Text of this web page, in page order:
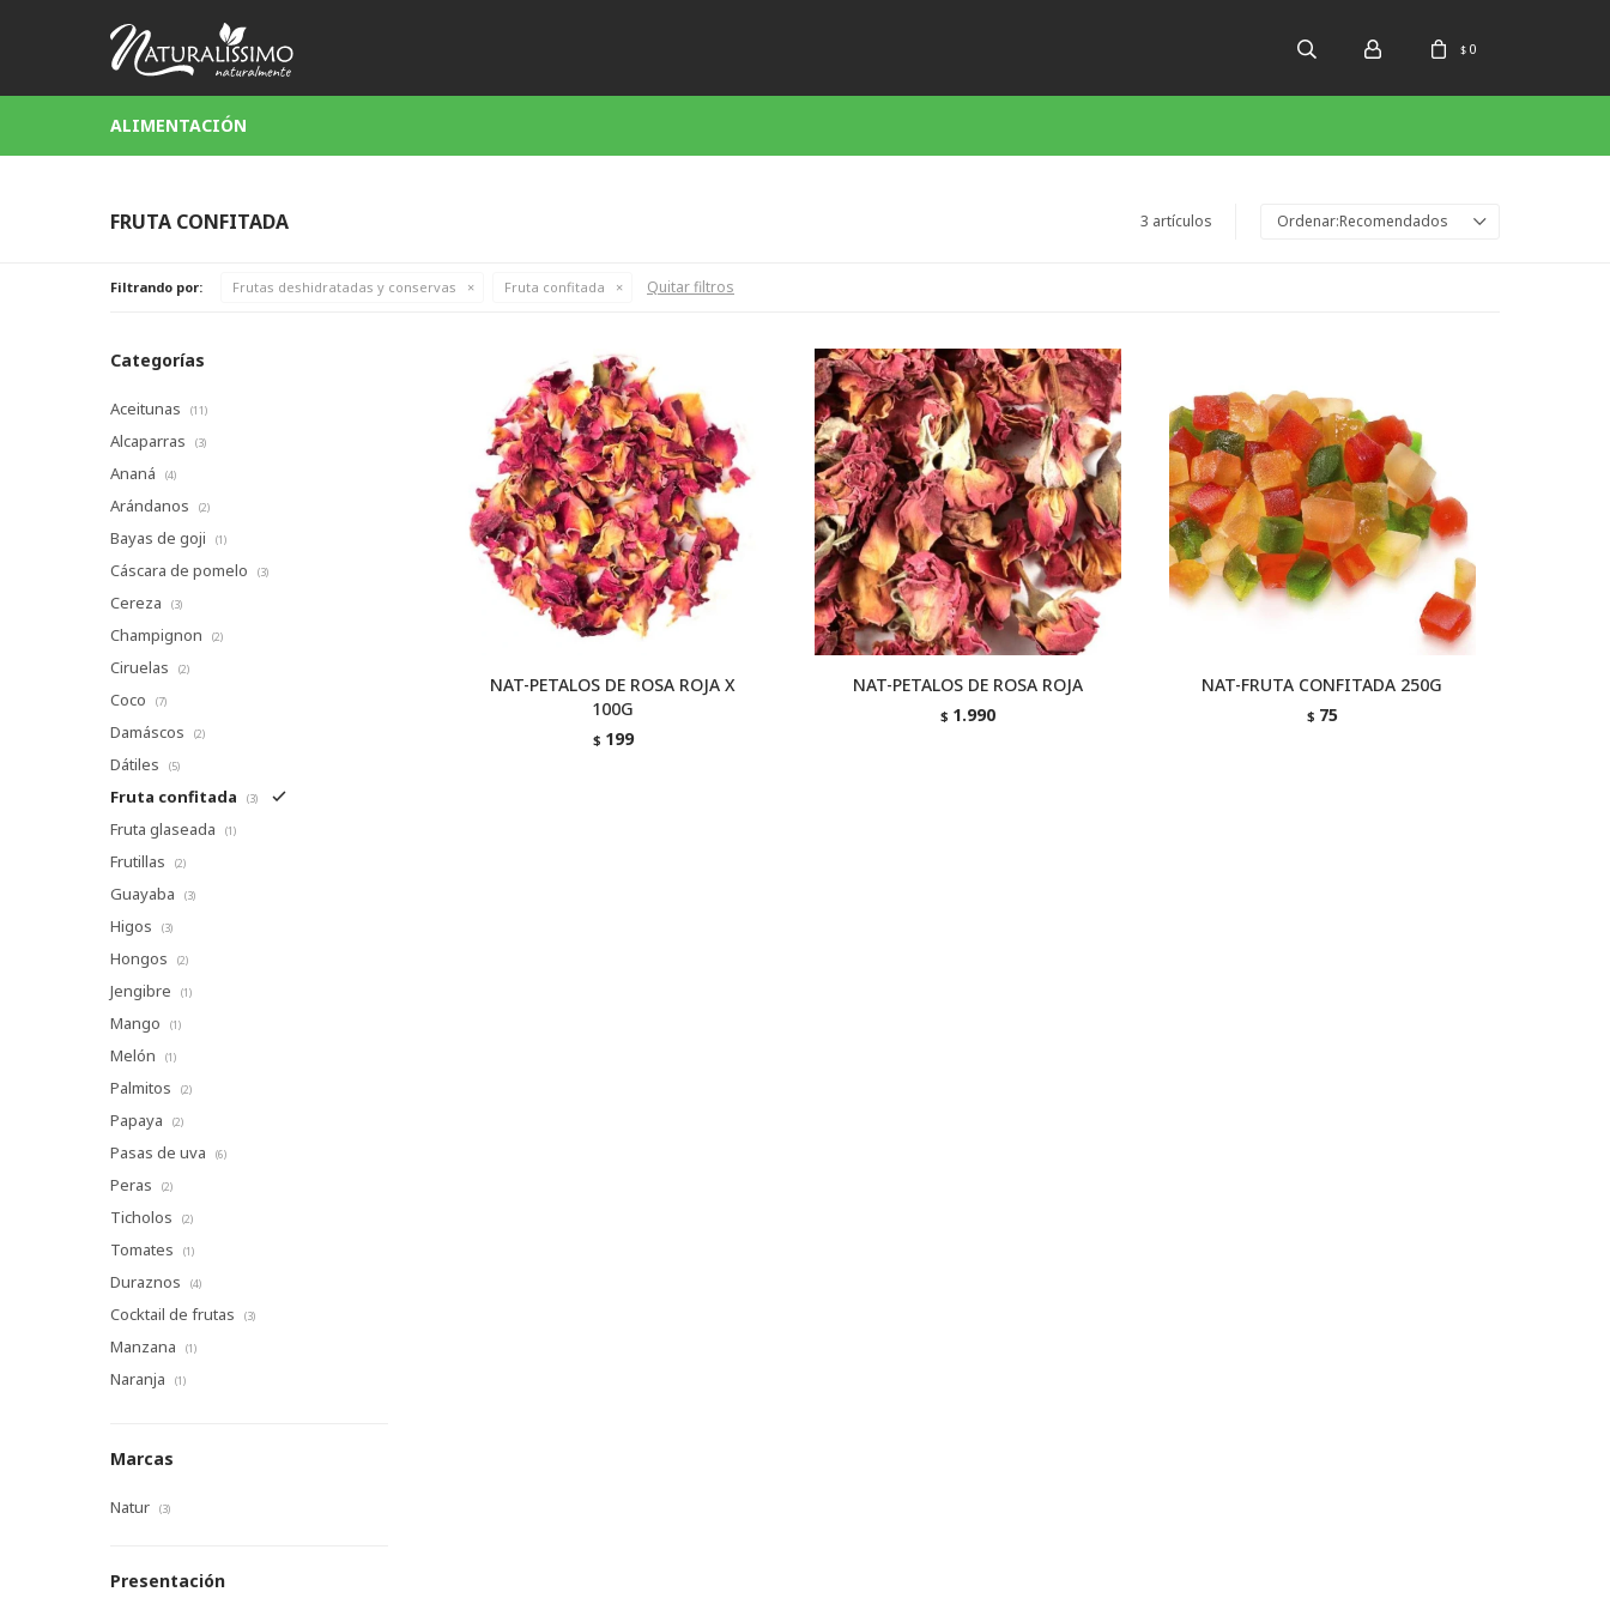
ALIMENTACIÓN
$ 0
FRUTA CONFITADA 3 artículos Recomendados
Filtrando por: Frutas deshidratadas y conservas Fruta confitada Quitar filtros
NAT-PETALOS DE ROSA ROJA X
100G
$ 199
NAT-PETALOS DE ROSA ROJA
$ 1.990
NAT-FRUTA CONFITADA 250G
$ 75
Categorías
Aceitunas (11)
Alcaparras (3)
Ananá (4)
Arándanos (2)
Bayas de goji (1)
Cáscara de pomelo (3)
Cereza (3)
Champignon (2)
Ciruelas (2)
Coco (7)
Damáscos (2)
Dátiles (5)
Fruta confitada (3)
Fruta glaseada (1)
Frutillas (2)
Guayaba (3)
Higos (3)
Hongos (2)
Jengibre (1)
Mango (1)
Melón (1)
Palmitos (2)
Papaya (2)
Pasas de uva (6)
Peras (2)
Ticholos (2)
Tomates (1)
Duraznos (4)
Cocktail de frutas (3)
Manzana (1)
Naranja (1)
Marcas
Natur (3)
Presentación